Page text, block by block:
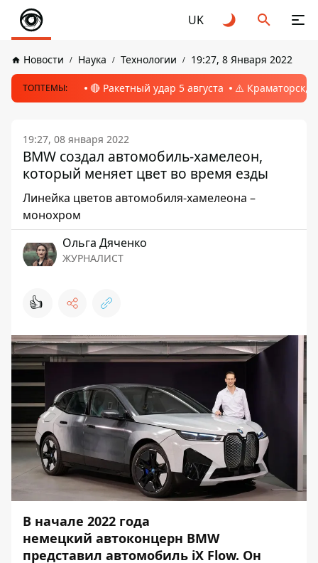
UK
Новости Наука Технологии 19:27, 8 Января 2022
ТОПТЕМЫ: 🔴 Ракетный удар 5 августа ⚠️ Краматорск,
19:27, 08 января 2022
BMW создал автомобиль-хамелеон,
который меняет цвет во время езды
Линейка цветов автомобиля-хамелеона –
монохром
Ольга Дяченко
ЖУРНАЛИСТ
👍
В начале 2022 года
немецкий автоконцерн BMW
представил автомобиль iX Flow. Он